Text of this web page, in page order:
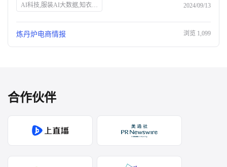
AI科技,服装AI大数据,知衣科技,SEO优化,消费市场,平替,品牌涨价,消费者行为,性价比,市场趋势 2024/09/13
炼丹炉电商情报 浏览 1,099
合作伙伴